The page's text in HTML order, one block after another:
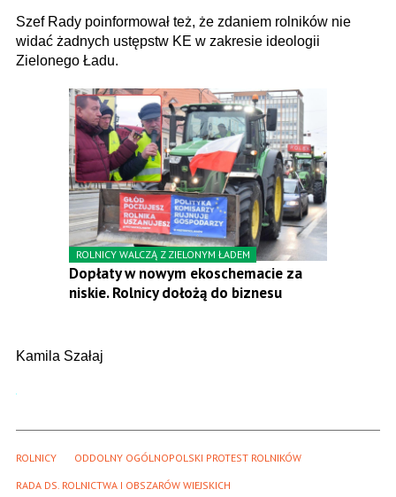
Szef Rady poinformował też, że zdaniem rolników nie
widać żadnych ustępstw KE w zakresie ideologii
Zielonego Ładu.
ROLNICY WALCZĄ Z ZIELONYM ŁADEM
Dopłaty w nowym ekoschemacie za
niskie. Rolnicy dołożą do biznesu
Kamila Szałaj
ROLNICY ODDOLNY OGÓLNOPOLSKI PROTEST ROLNIKÓW
RADA DS. ROLNICTWA I OBSZARÓW WIEJSKICH